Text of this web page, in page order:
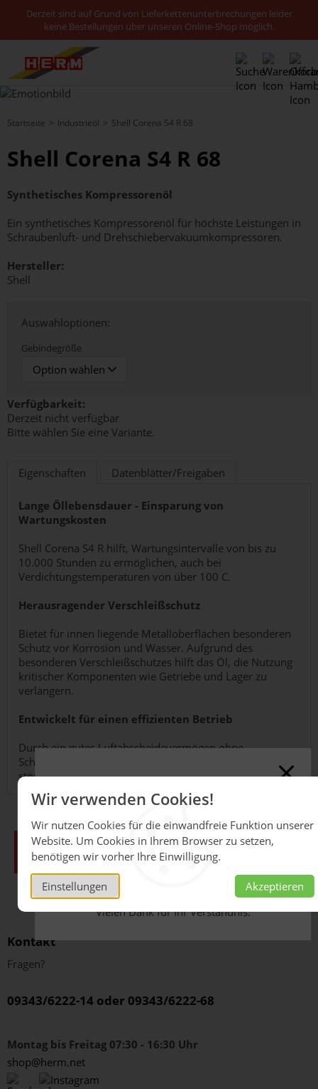
Wir verwenden Cookies!
Wir nutzen Cookies für die einwandfreie Funktion unserer
Website. Um Cookies in Ihrem Browser zu setzen,
benötigen wir vorher Ihre Einwilligung.
Einstellungen Akzeptieren
Derzeit sind auf Grund von Lieferkettenunterbrechungen leider
keine Bestellungen über unseren Online-Shop möglich.
Online-Shop derzeit
geschlossen
Aufgrund massiver
Lieferkettenunterbrechungen sind aktuell keine
Verkäufe über unseren Online-Shop möglich.
Bitte wenden Sie sich an unseren Innendienst
unter
schmierstoffe@herm.net .
Vielen Dank für Ihr Verständnis.
Startseite Industrieöl Shell Corena S4 R 68
Shell Corena S4 R 68
Synthetisches Kompressorenöl
Ein synthetisches Kompressorenöl für höchste Leistungen in
Schraubenluft- und Drehschiebervakuumkompressoren.
Hersteller:
Shell
Auswahloptionen:
Gebindegröße
Verfügbarkeit:
Derzeit nicht verfügbar
Bitte wählen Sie eine Variante.
Eigenschaften Datenblätter/Freigaben
Lange Öllebensdauer - Einsparung von
Wartungskosten
Shell Corena S4 R hilft, Wartungsintervalle von bis zu
10.000 Stunden zu ermöglichen, auch bei
Verdichtungstemperaturen von über 100 C.
Herausragender Verschleißschutz
Bietet für innen liegende Metalloberflächen besonderen
Schutz vor Korrosion und Wasser. Aufgrund des
besonderen Verschleißschutzes hilft das Öl, die Nutzung
kritischer Komponenten wie Getriebe und Lager zu
verlängern.
Entwickelt für einen effizienten Betrieb
Durch ein gutes Luftabscheidevermögen ohne
Schaumbildung unterstützt Shell Corena S4 R ein
störungsfreien Betrieb (auch bei zyklischer Nutzung).
Kontakt
Fragen?
09343/6222-14 oder 09343/6222-68
Montag bis Freitag 07:30 - 16:30 Uhr
shop@herm.net